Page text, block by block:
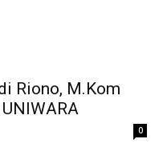
Riono, M.Kom
0